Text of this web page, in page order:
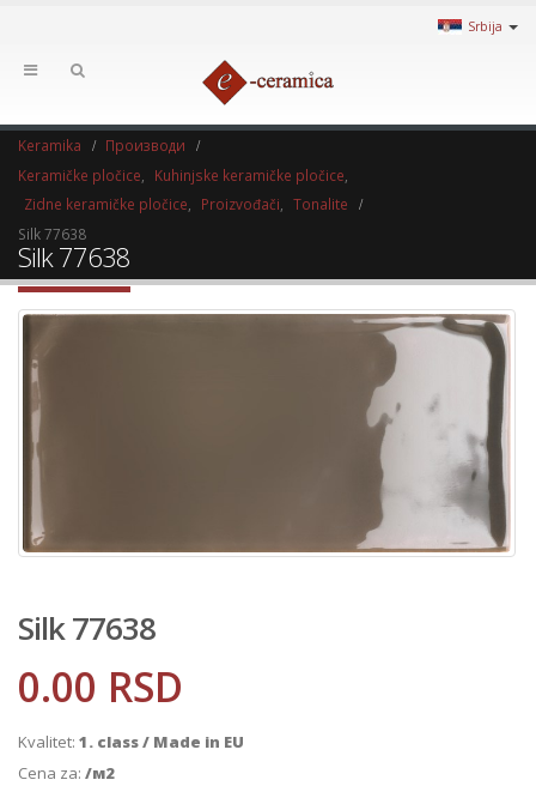
Srbija
Keramika
Производи
Keramičke pločice
Kuhinjske keramičke pločice
Zidne keramičke pločice
Proizvođači
Tonalite
Silk 77638
Silk 77638
Silk 77638
0.00 RSD
Kvalitet: 1. class / Made in EU
Cena za: /м2